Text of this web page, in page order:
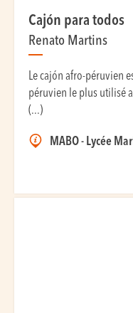
Cajón para todos
Renato Martins
Le cajón afro-péruvien
péruvien le plus utilisé
(...)
MABO - Lycée